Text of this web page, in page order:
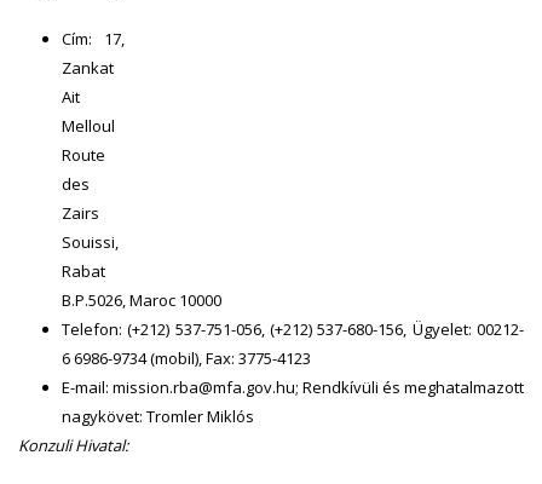
Cím: 17,
Zankat
Ait
Melloul
Route
des
Zairs
Souissi,
Rabat
B.P.5026, Maroc 10000
Telefon: (+212) 537-751-056, (+212) 537-680-156, Ügyelet: 00212-
6 6986-9734 (mobil), Fax: 3775-4123
E-mail: mission.rba@mfa.gov.hu; Rendkívüli és meghatalmazott
nagykövet: Tromler Miklós
Konzuli Hivatal: